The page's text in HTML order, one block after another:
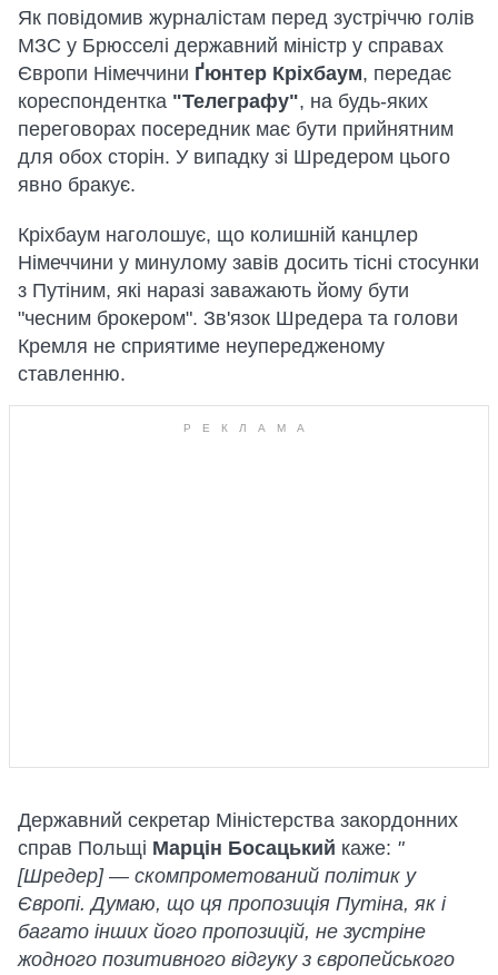
Як повідомив журналістам перед зустріччю голів
МЗС у Брюсселі державний міністр у справах
Європи Німеччини Ґюнтер Кріхбаум, передає
кореспондентка "Телеграфу", на будь-яких
переговорах посередник має бути прийнятним
для обох сторін. У випадку зі Шредером цього
явно бракує.
Кріхбаум наголошує, що колишній канцлер
Німеччини у минулому завів досить тісні стосунки
з Путіним, які наразі заважають йому бути
"чесним брокером". Зв'язок Шредера та голови
Кремля не сприятиме неупередженому
ставленню.
Державний секретар Міністерства закордонних
справ Польщі Марцін Босацький каже: "
[Шредер] — скомпрометований політик у
Європі. Думаю, що ця пропозиція Путіна, як і
багато інших його пропозицій, не зустріне
жодного позитивного відгуку з європейського